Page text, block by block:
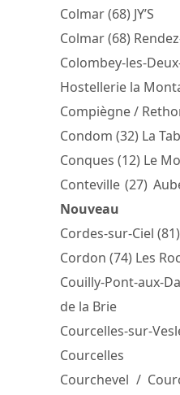
Colmar (68) JY’S
Colmar (68)
Colombey-les-
Hostellerie la
Compiègne /
Condom (32) La
Conques (12) Le
Conteville (27)
Nouveau
Cordes-sur-Ciel
Cordon (74) Les
Couilly-Pont-aux-
de la Brie
Courcelles-sur-
Courcelles
Courchevel /